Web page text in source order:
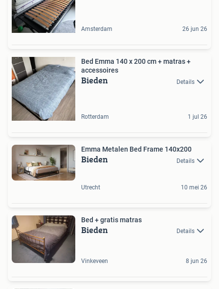
Amsterdam 26 jun 26
Bed Emma 140 x 200 cm + matras +
accessoires
Bieden Details
Rotterdam 1 jul 26
Emma Metalen Bed Frame 140x200
Bieden Details
Utrecht 10 mei 26
Bed + gratis matras
Bieden Details
Vinkeveen 8 jun 26